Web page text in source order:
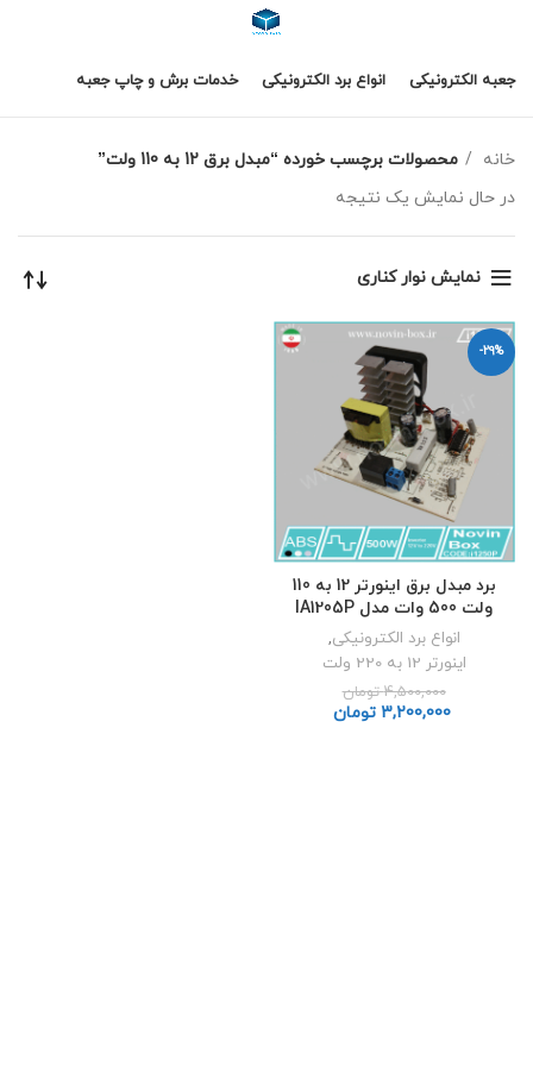
جعبه الکترونیکی انواع برد الکترونیکی خدمات برش و چاپ جعبه
خانه
محصولات برچسب خورده “مبدل برق 12 به 110 ولت”
در حال نمایش یک نتیجه
نمایش نوار کناری
-29%
برد مبدل برق اینورتر 12 به 110
ولت 500 وات مدل IA1205P
انواع برد الکترونیکی,
اینورتر 12 به 220 ولت
4,500,000 تومان
3,200,000 تومان